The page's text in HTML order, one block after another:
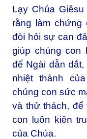
Lạy Chúa
rằng làm chứng
đòi hỏi sự can
giúp chúng con
để Ngài dẫn
nhiệt thành
chúng con sức
và thử thách, để
con luôn kiên
của Chúa.